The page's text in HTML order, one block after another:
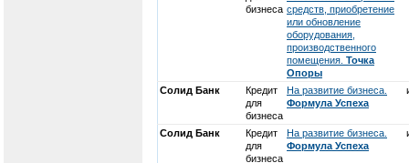
бизнеса средств, приобретение
или обновление
оборудования,
производственного
помещения. Точка
Опоры
Солид Банк
Кредит
для
бизнеса
На развитие бизнеса.
Формула Успеха
Солид Банк
Кредит
для
бизнеса
На развитие бизнеса.
Формула Успеха